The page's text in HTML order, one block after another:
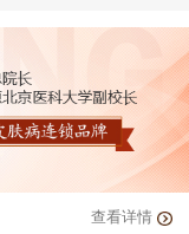
查看详情